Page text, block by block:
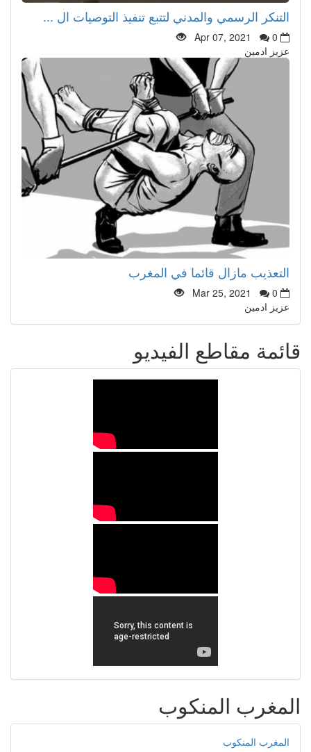
التنكر الرسمي والمدني لتتبع تنفيذ التوصيات ال ...
Apr 07, 2021
0
عزيز ادمين
التعذيب مازال قائما في المغرب
Mar 25, 2021
0
عزيز ادمين
قائمة مقاطع الفيديو
المغرب المنكوب
المغرب المنكوب